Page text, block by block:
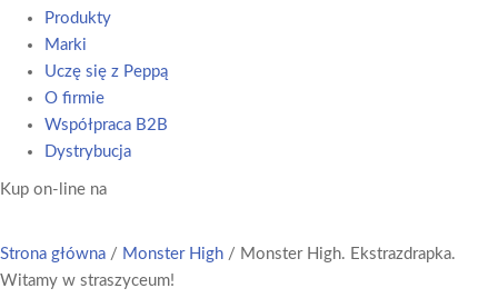
Main
Menu
Produkty
Marki
Uczę się z Peppą
O firmie
Współpraca B2B
Dystrybucja
Kup on-line na
Strona główna / Monster High / Monster High. Ekstrazdrapka.
Witamy w straszyceum!